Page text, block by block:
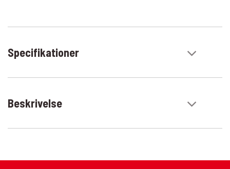
Specifikationer
Beskrivelse